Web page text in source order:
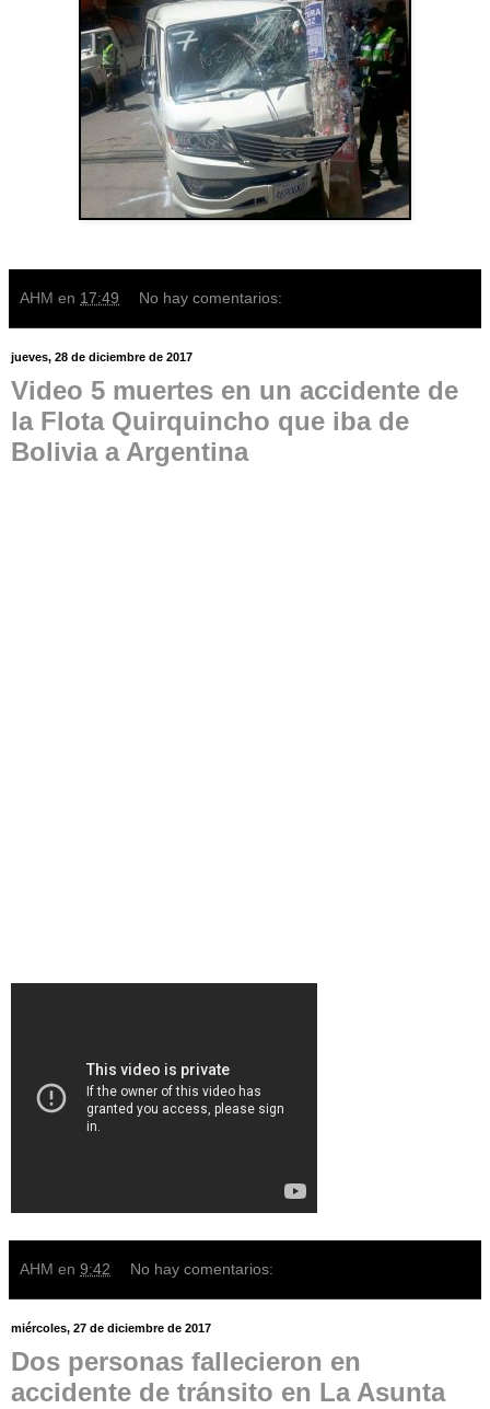
AHM en 17:49 No hay comentarios:
jueves, 28 de diciembre de 2017
Video 5 muertes en un accidente de
la Flota Quirquincho que iba de
Bolivia a Argentina
AHM en 9:42 No hay comentarios:
miércoles, 27 de diciembre de 2017
Dos personas fallecieron en
accidente de tránsito en La Asunta